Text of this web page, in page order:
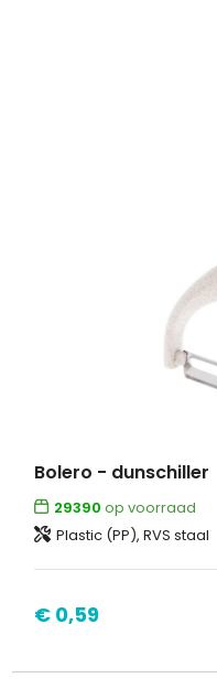
Bolero - dunschiller
29390 op voorraad
Plastic (PP), RVS staal
€ 0,59